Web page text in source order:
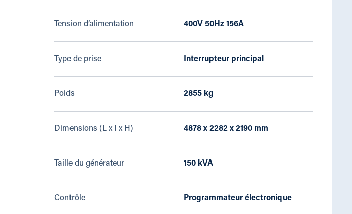
Tension d’alimentation 400V 50Hz 156A
Type de prise Interrupteur principal
Poids 2855 kg
Dimensions (L x I x H) 4878 x 2282 x 2190 mm
Taille du générateur 150 kVA
Contrôle Programmateur électronique